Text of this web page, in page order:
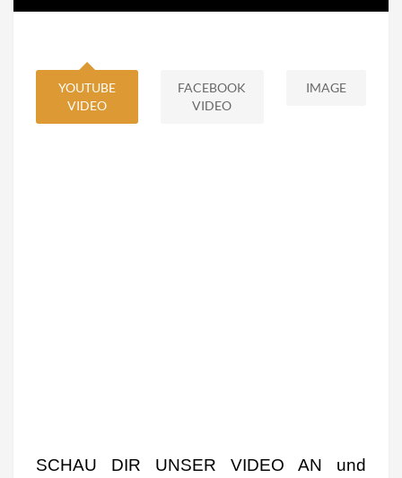
YOUTUBE
VIDEO
FACEBOOK
VIDEO
IMAGE
SCHAU DIR UNSER VIDEO AN und